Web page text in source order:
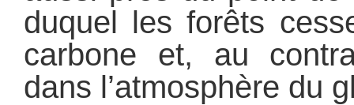
duquel les forêts
carbone et, au
dans l’atmosphère du